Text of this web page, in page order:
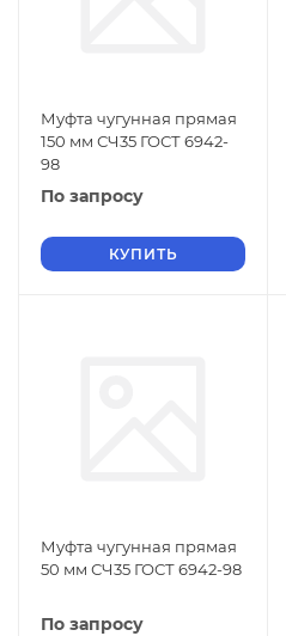
Муфта чугунная прямая
150 мм СЧ35 ГОСТ 6942-
98
По запросу
КУПИТЬ
Муфта чугунная прямая
50 мм СЧ35 ГОСТ 6942-98
По запросу